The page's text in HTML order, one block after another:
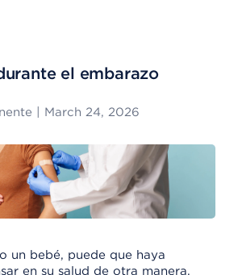
el embarazo
March 24, 2026
un bebé, puede que haya
en su salud de otra manera.